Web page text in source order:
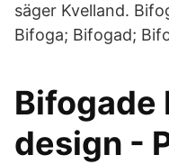
säger Kvelland.
Bifoga; Bifogad;
Bifogade
design -